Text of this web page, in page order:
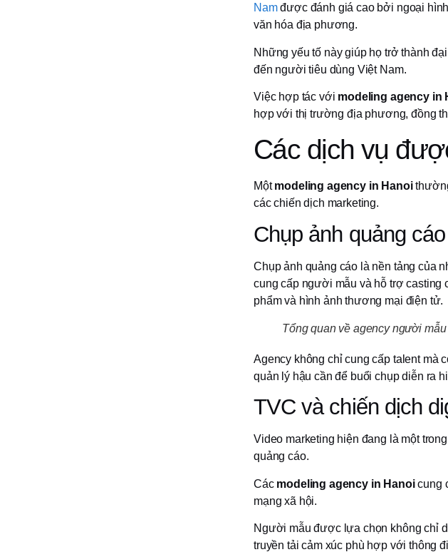
Namđược đánh giá cao bởi ngoại
văn hóa địa phương.
Những yếu tố này giúp họ trở thành
đến người tiêu dùng Việt Nam.
Việc hợp tác với modeling agency in
hợp với thị trường địa phương, đồng
Các dịch vụ
Mộtmodeling agency in Hanoi
các chiến dịch marketing.
Chụp ảnh quảng
Chụp ảnh quảng cáo là nền tảng của
cung cấp người mẫu và hỗ trợ casting
phẩm và hình ảnh thương mại điện tử.
Tổng quan về agency người
Agency không chỉ cung cấp talent mà
quản lý hậu cần để buổi chụp diễn ra
TVC và chiến dịch
Video marketing hiện đang là một
quảng cáo.
Các modeling agency in Hanoicung
mạng xã hội.
Người mẫu được lựa chọn không chỉ
truyền tải cảm xúc phù hợp với thông